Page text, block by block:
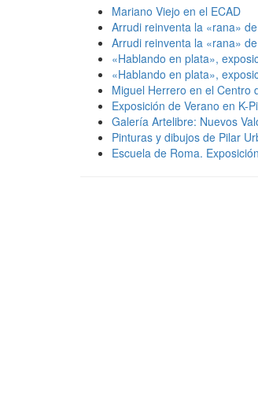
Mariano Viejo en el ECAD
Arrudi reinventa la «rana»
Arrudi reinventa la «rana»
«Hablando en plata»,
«Hablando en plata»,
Miguel Herrero en el Centro
Exposición de Verano en K-
Galería Artelibre: Nuevos
Pinturas y dibujos de Pilar
Escuela de Roma.